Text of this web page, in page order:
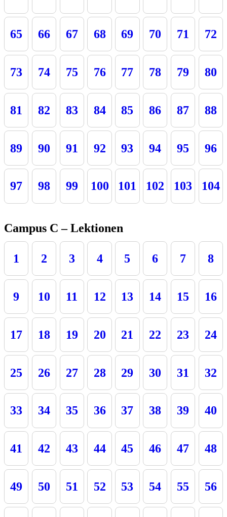
65 66 67 68 69 70 71 72
73 74 75 76 77 78 79 80
81 82 83 84 85 86 87 88
89 90 91 92 93 94 95 96
97 98 99 100 101 102 103 104
Campus C – Lektionen
1 2 3 4 5 6 7 8
9 10 11 12 13 14 15 16
17 18 19 20 21 22 23 24
25 26 27 28 29 30 31 32
33 34 35 36 37 38 39 40
41 42 43 44 45 46 47 48
49 50 51 52 53 54 55 56